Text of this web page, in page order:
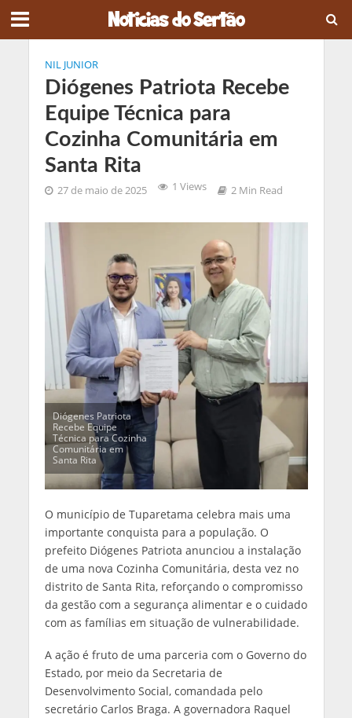
NIL JUNIOR
Diógenes Patriota Recebe
Equipe Técnica para
Cozinha Comunitária em
Santa Rita
27 de maio de 2025 1 Views 2 Min Read
Diógenes Patriota
Recebe Equipe
Técnica para Cozinha
Comunitária em
Santa Rita
O município de Tuparetama celebra mais uma
importante conquista para a população. O
prefeito Diógenes Patriota anunciou a instalação
de uma nova Cozinha Comunitária, desta vez no
distrito de Santa Rita, reforçando o compromisso
da gestão com a segurança alimentar e o cuidado
com as famílias em situação de vulnerabilidade.
A ação é fruto de uma parceria com o Governo do
Estado, por meio da Secretaria de
Desenvolvimento Social, comandada pelo
secretário Carlos Braga. A governadora Raquel